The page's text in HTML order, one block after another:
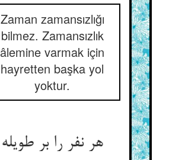
Zaman zamansızlığı
bilmez. Zamansızlık
âlemine varmak için
hayretten başka yol
yoktur.
هر نفر را بر طویله